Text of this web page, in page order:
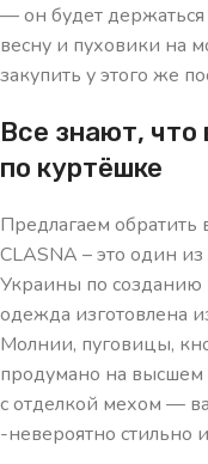
— он будет
весну и пуховики на
закупить у этого же
Все знают,
по куртёшке
Предлагаем
CLASNA – это один
Украины по созданию
одежда изготовлена
Молнии, пуговицы,
продумано на
с отделкой мехом —
-невероятно стильно